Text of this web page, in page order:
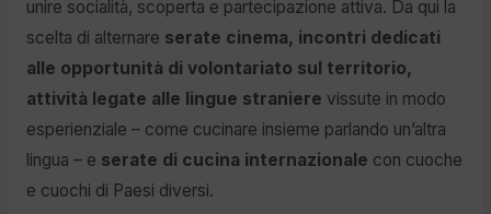
unire socialità, scoperta e partecipazione attiva. Da qui la
scelta di alternare serate cinema, incontri dedicati
alle opportunità di volontariato sul territorio,
attività legate alle lingue straniere vissute in modo
esperienziale – come cucinare insieme parlando un’altra
lingua – e serate di cucina internazionale con cuoche
e cuochi di Paesi diversi.